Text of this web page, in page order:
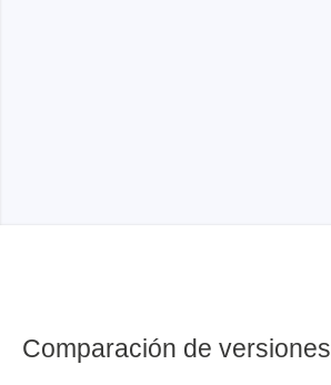
Comparación de versiones